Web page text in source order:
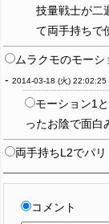
技量戦士が二
て両手持ちで
ムラクモのモー
- 2014-03-18 (火) 22:02:25
モーション1
ったお陰で面白
両手持ちL2でパ
コメント